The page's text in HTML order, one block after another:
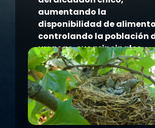
aumentando la
disponibilidad de
controlando la población
urracas, sus principales
depredadores.
Se ha llevado a cabo un
estudio sobre la cría en
cautividad de la especie
Centro de Recuperación de
Fauna Silvestre de